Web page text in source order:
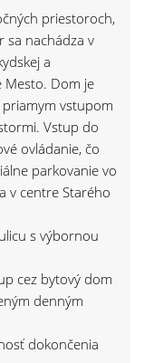
priestoroch,
sa nachádza v
a
Mesto. Dom je
vstupom
Vstup do
ovládanie, čo
parkovanie vo
v centre Starého
s výbornou
cez bytový dom
denným
dokončenia